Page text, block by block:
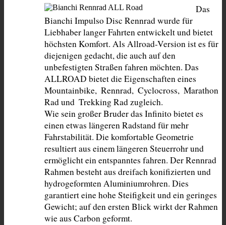
Das
Bianchi Impulso Disc Rennrad wurde für
Liebhaber langer Fahrten entwickelt und bietet
höchsten Komfort. Als Allroad-Version ist es für
diejenigen gedacht, die auch auf den
unbefestigten Straßen fahren möchten. Das
ALLROAD bietet die Eigenschaften eines
Mountainbike,  Rennrad,  Cyclocross,  Marathon
Rad und  Trekking Rad zugleich.
Wie sein großer Bruder das Infinito bietet es
einen etwas längeren Radstand für mehr
Fahrstabilität. Die komfortable Geometrie
resultiert aus einem längeren Steuerrohr und
ermöglicht ein entspanntes fahren. Der Rennrad
Rahmen besteht aus dreifach konifizierten und
hydrogeformten Aluminiumrohren. Dies
garantiert eine hohe Steifigkeit und ein geringes
Gewicht; auf den ersten Blick wirkt der Rahmen
wie aus Carbon geformt.